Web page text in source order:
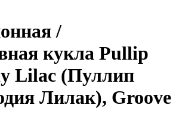
/
кукла Pullip
Lilac (Пуллип
Лилак), Groove